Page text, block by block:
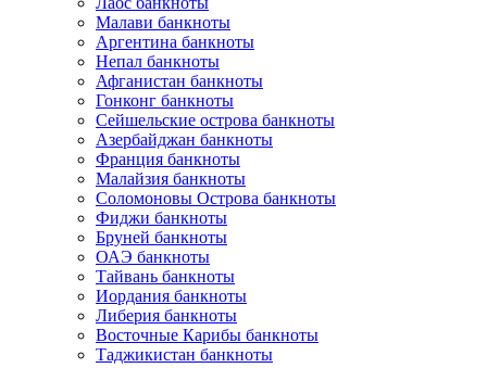
Малави банкноты
Аргентина банкноты
Непал банкноты
Афганистан банкноты
Гонконг банкноты
Сейшельские острова банкноты
Азербайджан банкноты
Франция банкноты
Малайзия банкноты
Соломоновы Острова банкноты
Фиджи банкноты
Бруней банкноты
ОАЭ банкноты
Тайвань банкноты
Иордания банкноты
Либерия банкноты
Восточные Карибы банкноты
Таджикистан банкноты